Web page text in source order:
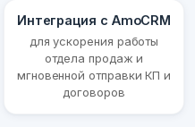
Интеграция с AmoCRM
для ускорения работы
отдела продаж и
мгновенной отправки КП и
договоров